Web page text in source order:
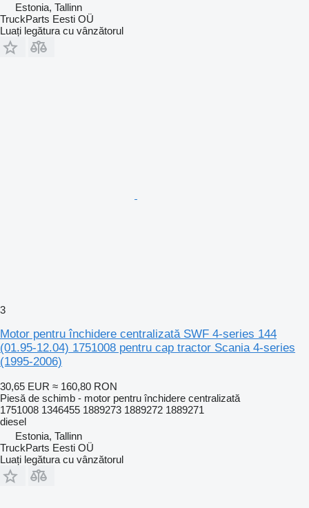
Estonia, Tallinn
TruckParts Eesti OÜ
Luați legătura cu vânzătorul
3
Motor pentru închidere centralizată SWF 4-series 144
(01.95-12.04) 1751008 pentru cap tractor Scania 4-series
(1995-2006)
30,65 EUR ≈ 160,80 RON
Piesă de schimb - motor pentru închidere centralizată
1751008 1346455 1889273 1889272 1889271
diesel
Estonia, Tallinn
TruckParts Eesti OÜ
Luați legătura cu vânzătorul